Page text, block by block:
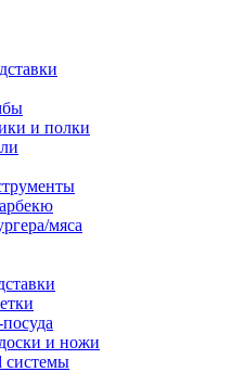
и полки
мяса
и ножи
системы